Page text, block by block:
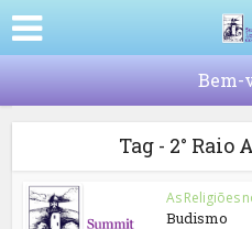
Bem-
Tag - 2° Raio
As Religiões
Budismo